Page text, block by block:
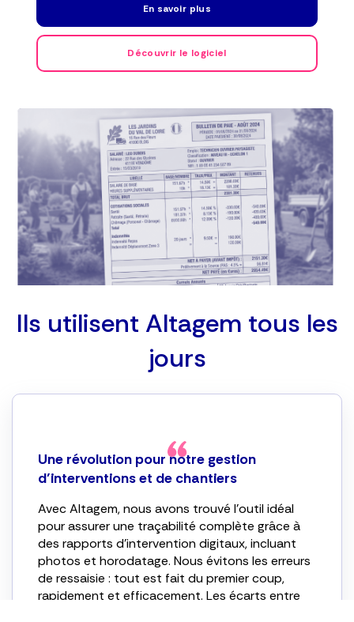
En savoir plus
Découvrir le logiciel
Ils utilisent Altagem tous les
jours
Une révolution pour notre gestion
d’interventions et de chantiers
Avec Altagem, nous avons trouvé l’outil idéal
pour assurer une traçabilité complète grâce à
des rapports d’intervention digitaux, incluant
photos et horodatage. Nous évitons les erreurs
de ressaisie : tout est fait du premier coup,
rapidement et efficacement. Les écarts entre